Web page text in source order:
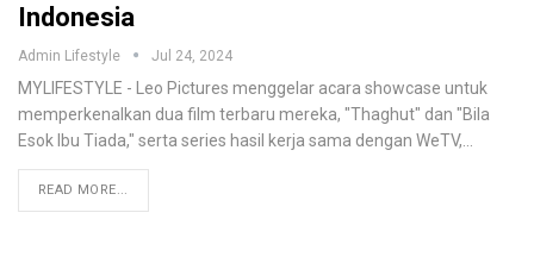
Indonesia
Admin Lifestyle Jul 24, 2024
MYLIFESTYLE - Leo Pictures menggelar acara showcase untuk
memperkenalkan dua film terbaru mereka, "Thaghut" dan "Bila
Esok Ibu Tiada," serta series hasil kerja sama dengan WeTV,…
READ MORE...